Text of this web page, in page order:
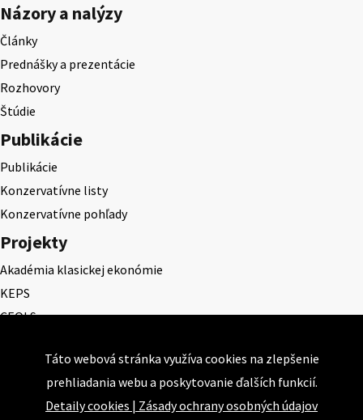
Názory a nalýzy
Články
Prednášky a prezentácie
Rozhovory
Štúdie
Publikácie
Publikácie
Konzervatívne listy
Konzervatívne pohľady
Projekty
Akadémia klasickej ekonómie
KEPS
CEQLS
Cena Ernesta Valka
Študentská esej
Deň daňového odbremenenia
Táto webová stránka využíva cookies na zlepšenie
prehliadania webu a poskytovanie ďalších funkcií.
Detaily cookies | Zásady ochrany osobných údajov